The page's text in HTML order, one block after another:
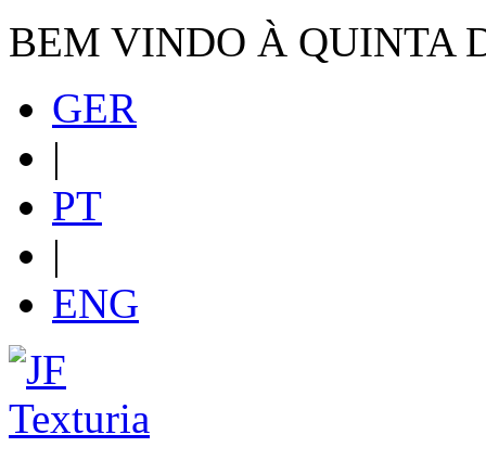
BEM VINDO À QUINTA
GER
|
PT
|
ENG